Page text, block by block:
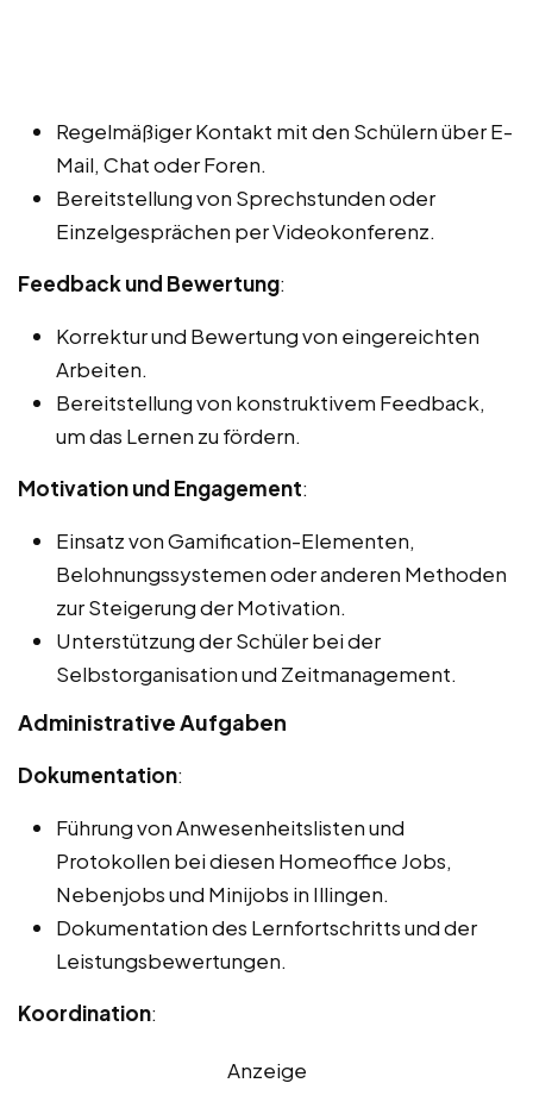
Regelmäßiger Kontakt mit den Schülern über E-
Mail, Chat oder Foren.
Bereitstellung von Sprechstunden oder
Einzelgesprächen per Videokonferenz.
Feedback und Bewertung:
Korrektur und Bewertung von eingereichten
Arbeiten.
Bereitstellung von konstruktivem Feedback,
um das Lernen zu fördern.
Motivation und Engagement:
Einsatz von Gamification-Elementen,
Belohnungssystemen oder anderen Methoden
zur Steigerung der Motivation.
Unterstützung der Schüler bei der
Selbstorganisation und Zeitmanagement.
Administrative Aufgaben
Dokumentation:
Führung von Anwesenheitslisten und
Protokollen bei diesen Homeoffice Jobs,
Nebenjobs und Minijobs in Illingen.
Dokumentation des Lernfortschritts und der
Leistungsbewertungen.
Koordination:
Anzeige